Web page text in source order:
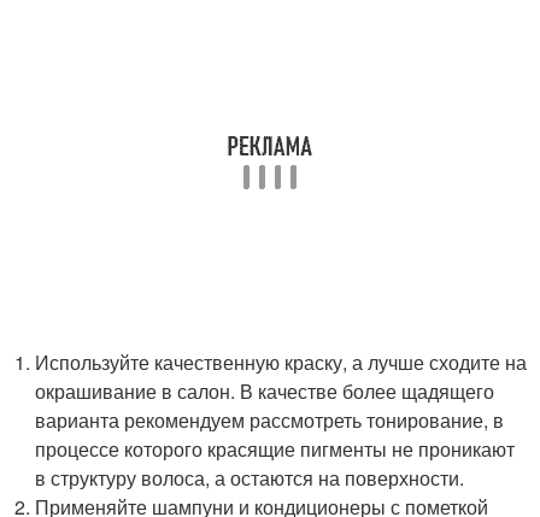
Используйте качественную краску, а лучше сходите на
окрашивание в салон. В качестве более щадящего
варианта рекомендуем рассмотреть тонирование, в
процессе которого красящие пигменты не проникают
в структуру волоса, а остаются на поверхности.
Применяйте шампуни и кондиционеры с пометкой